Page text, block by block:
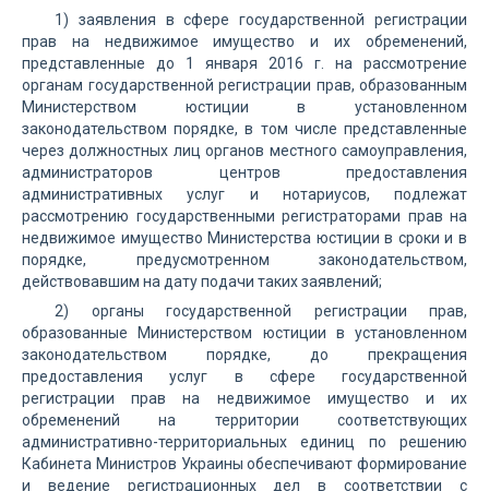
1) заявления в сфере государственной регистрации
прав на недвижимое имущество и их обременений,
представленные до 1 января 2016 г. на рассмотрение
органам государственной регистрации прав, образованным
Министерством юстиции в установленном
законодательством порядке, в том числе представленные
через должностных лиц органов местного самоуправления,
администраторов центров предоставления
административных услуг и нотариусов, подлежат
рассмотрению государственными регистраторами прав на
недвижимое имущество Министерства юстиции в сроки и в
порядке, предусмотренном законодательством,
действовавшим на дату подачи таких заявлений;
2) органы государственной регистрации прав,
образованные Министерством юстиции в установленном
законодательством порядке, до прекращения
предоставления услуг в сфере государственной
регистрации прав на недвижимое имущество и их
обременений на территории соответствующих
административно-территориальных единиц по решению
Кабинета Министров Украины обеспечивают формирование
и ведение регистрационных дел в соответствии с